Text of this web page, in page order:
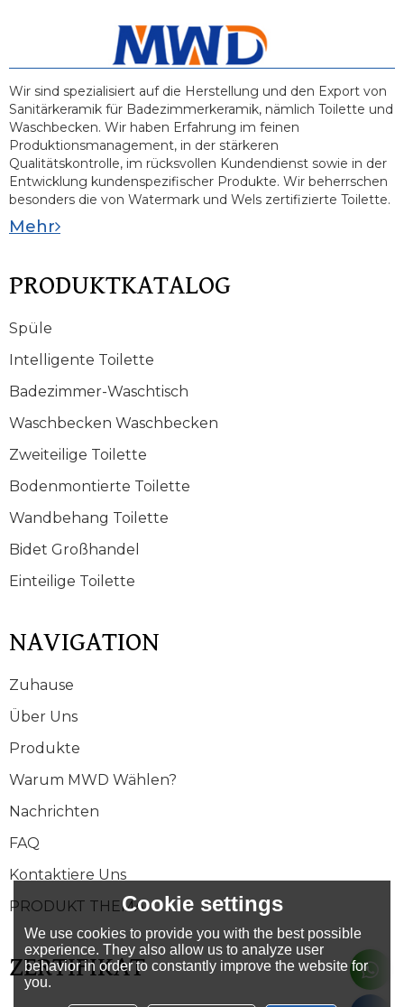
Wir sind spezialisiert auf die Herstellung und den Export von
Sanitärkeramik für Badezimmerkeramik, nämlich Toilette und
Waschbecken. Wir haben Erfahrung im feinen
Produktionsmanagement, in der stärkeren
Qualitätskontrolle, im rücksvollen Kundendienst sowie in der
Entwicklung kundenspezifischer Produkte. Wir beherrschen
besonders die von Watermark und Wels zertifizierte Toilette.
Mehr
PRODUKTKATALOG
Spüle
Intelligente Toilette
Badezimmer-Waschtisch
Waschbecken Waschbecken
Zweiteilige Toilette
Bodenmontierte Toilette
Wandbehang Toilette
Bidet Großhandel
Einteilige Toilette
NAVIGATION
Zuhause
Über Uns
Produkte
Warum MWD Wählen?
Nachrichten
FAQ
Kontaktiere Uns
PRODUKT THEMA
ZERTIFIKAT
Cookie settings
We use cookies to provide you with the best possible
experience. They also allow us to analyze user
behavior in order to constantly improve the website for
you.